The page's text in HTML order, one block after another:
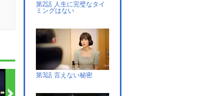
第2話 人生に完璧なタイ
ミングはない
第3話 言えない秘密